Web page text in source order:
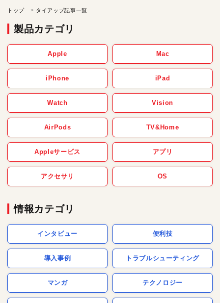
トップ タイアップ記事一覧
製品カテゴリ
Apple Mac
iPhone iPad
Watch Vision
AirPods TV&Home
Appleサービス アプリ
アクセサリ OS
情報カテゴリ
インタビュー 便利技
導入事例 トラブルシューティング
マンガ テクノロジー